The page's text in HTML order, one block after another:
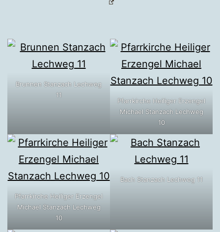
Brunnen Stanzach Lechweg
11
Pfarrkirche Heiliger Erzengel
Michael Stanzach Lechweg
10
Pfarrkirche Heiliger Erzengel
Michael Stanzach Lechweg
10
Bach Stanzach Lechweg 11